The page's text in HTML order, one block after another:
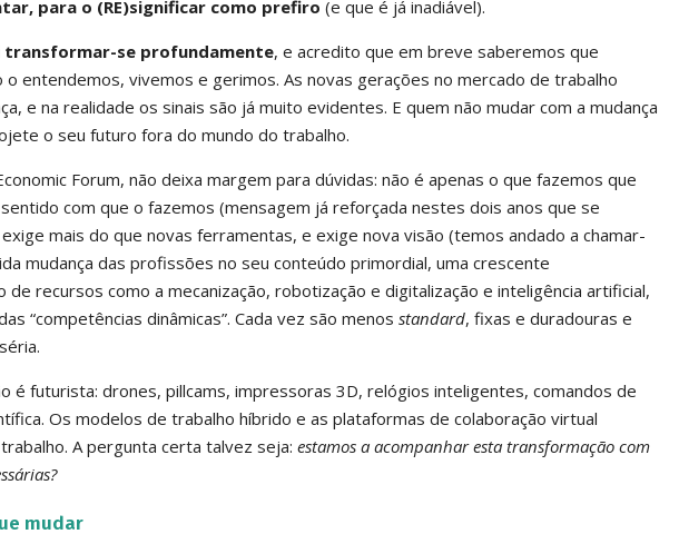
para o (RE)significar como prefiro (e que é já inadiável).
transformar-se profundamente, e acredito que em breve saberemos que
entendemos, vivemos e gerimos. As novas gerações no mercado de trabalho
e na realidade os sinais são já muito evidentes. E quem não mudar com a mudança
o seu futuro fora do mundo do trabalho.
Forum, não deixa margem para dúvidas: não é apenas o que fazemos que
com que o fazemos (mensagem já reforçada nestes dois anos que se
mais do que novas ferramentas, e exige nova visão (temos andado a chamar-
mudança das profissões no seu conteúdo primordial, uma crescente
recursos como a mecanização, robotização e digitalização e inteligência artificial,
“competências dinâmicas”. Cada vez são menos standard, fixas e duradouras e
é futurista: drones, pillcams, impressoras 3D, relógios inteligentes, comandos de
Os modelos de trabalho híbrido e as plataformas de colaboração virtual
A pergunta certa talvez seja: estamos a acompanhar esta transformação com
mudar